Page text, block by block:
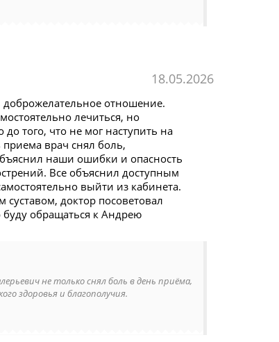
18.05.2026
отношение.
лечиться, но
того, что не мог наступить на
приема врач снял боль,
наши ошибки и опасность
Все объяснил доступным
выйти из кабинета.
доктор посоветовал
буду обращаться к Андрею
не только снял боль в день приёма,
здоровья и благополучия.